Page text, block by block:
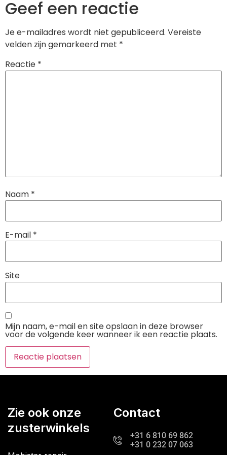
Geef een reactie
Je e-mailadres wordt niet gepubliceerd. Vereiste
velden zijn gemarkeerd met *
Reactie *
Naam *
E-mail *
Site
Mijn naam, e-mail en site opslaan in deze browser
voor de volgende keer wanneer ik een reactie plaats.
Zie ook onze
zusterwinkels
Contact
+31 6 810 69 862
+31 0 232 07 063